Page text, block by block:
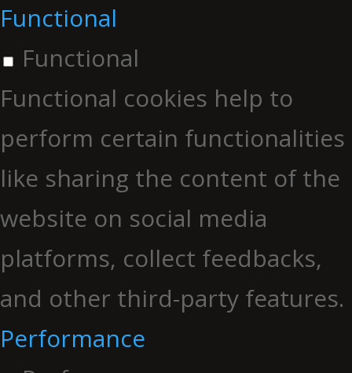
Functional
Functional
Functional cookies help to
perform certain functionalities
like sharing the content of the
website on social media
platforms, collect feedbacks,
and other third-party features.
Performance